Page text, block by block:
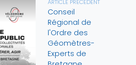
ARTICLE PRÉCÉDENT
Conseil
Régional de
l'Ordre des
Géomètres-
Experts de